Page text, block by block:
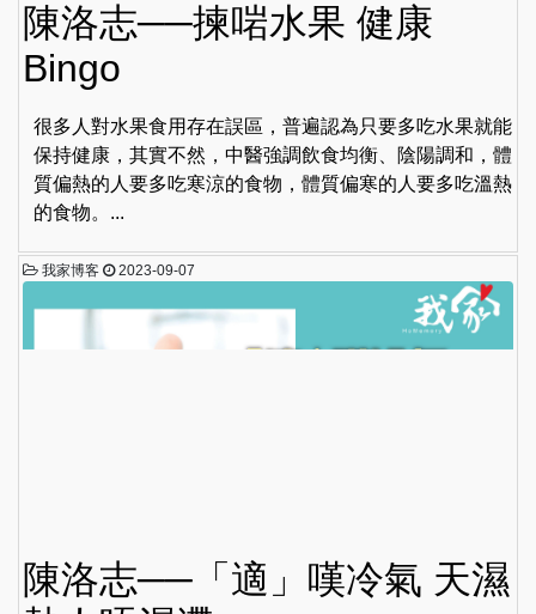
陳洛志──揀啱水果 健康
Bingo
很多人對水果食用存在誤區，普遍認為只要多吃水果就能
保持健康，其實不然，中醫強調飲食均衡、陰陽調和，體
質偏熱的人要多吃寒涼的食物，體質偏寒的人要多吃溫熱
的食物。...
我家博客 2023-09-07
陳洛志──「適」嘆冷氣 天濕